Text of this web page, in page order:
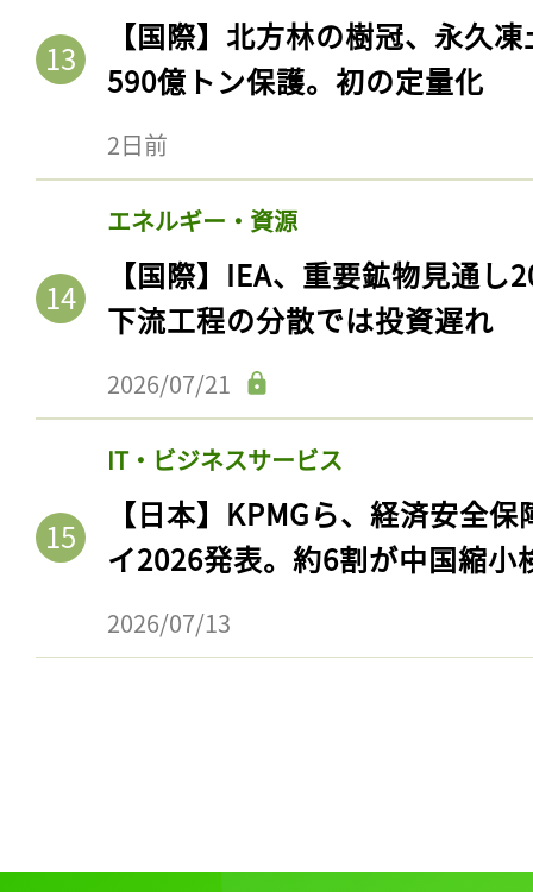
【国際】北方林の樹冠、永久
590億トン保護。初の定量化
2日前
エネルギー・資源
【国際】IEA、重要鉱物見通
下流工程の分散では投資遅れ
2026/07/21
IT・ビジネスサービス
【日本】KPMGら、経済安全
イ2026発表。約6割が中国縮小
2026/07/13